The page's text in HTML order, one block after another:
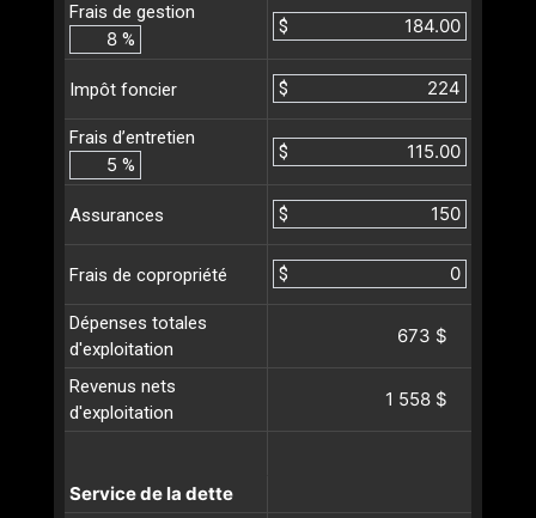
Frais de gestion
%
$
Impôt foncier $
Frais d’entretien
%
$
Assurances $
Frais de copropriété $
Dépenses totales
d'exploitation
673 $
Revenus nets
d'exploitation
1 558 $
Service de la dette